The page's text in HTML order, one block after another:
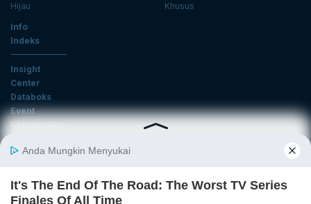
Hijau
Khusus
Info
Indeks
Insight
Center
Databoks
Event
KatadataOto
Email
Daftar